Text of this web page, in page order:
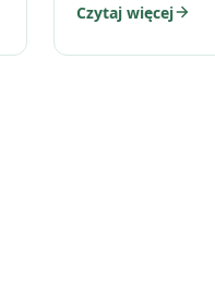
drobiazgi,…
Czytaj więcej